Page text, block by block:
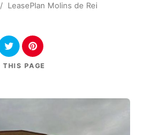
/ LeasePlan Molins de Rei
THIS PAGE